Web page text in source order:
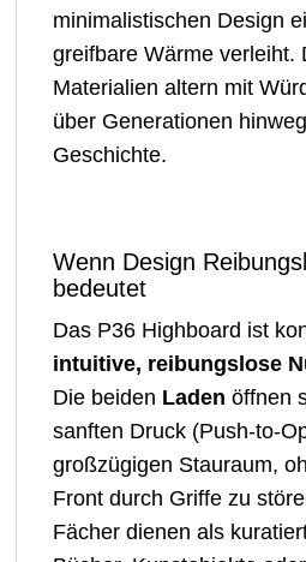
minimalistischen Design
greifbare Wärme verleiht.
Materialien altern mit
über Generationen
Geschichte.
Wenn Design
bedeutet
Das P36 Highboard ist
intuitive, reibungslose
Die beiden Laden öffnen
sanften Druck (Push-to-
großzügigen Stauraum,
Front durch Griffe zu
Fächer dienen als